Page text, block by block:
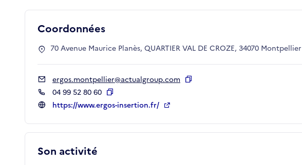
Son activité
Coordonnées
70 Avenue Maurice Planès, QUARTIER VAL DE CROZE, 34070 Montpellier
ergos.montpellier@actualgroup.com
04 99 52 80 60
Copier
https://www.ergos-insertion.fr/